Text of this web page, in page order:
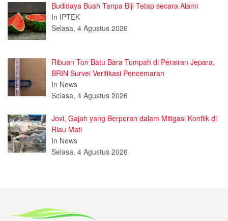
Budidaya Buah Tanpa Biji Tetap secara Alami
In IPTEK
Selasa, 4 Agustus 2026
Ribuan Ton Batu Bara Tumpah di Perairan Jepara,
BRIN Survei Verifikasi Pencemaran
In News
Selasa, 4 Agustus 2026
Jovi, Gajah yang Berperan dalam Mitigasi Konflik di
Riau Mati
In News
Selasa, 4 Agustus 2026